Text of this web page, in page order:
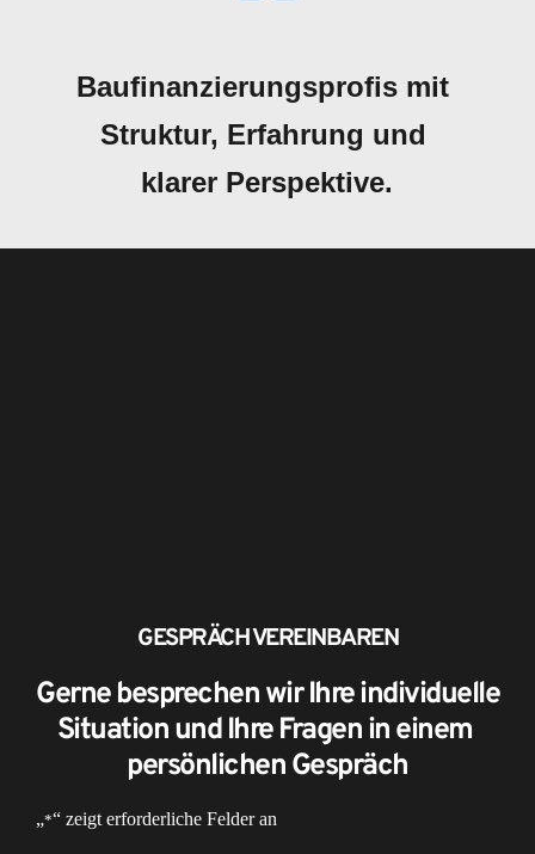
Baufinanzierungsprofis mit
Struktur, Erfahrung und
klarer Perspektive.
GESPRÄCH VEREINBAREN
Gerne besprechen wir Ihre individuelle
Situation und Ihre Fragen in einem
persönlichen Gespräch
„*“ zeigt erforderliche Felder an